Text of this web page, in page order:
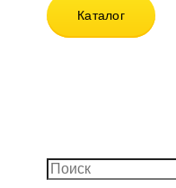
Каталог